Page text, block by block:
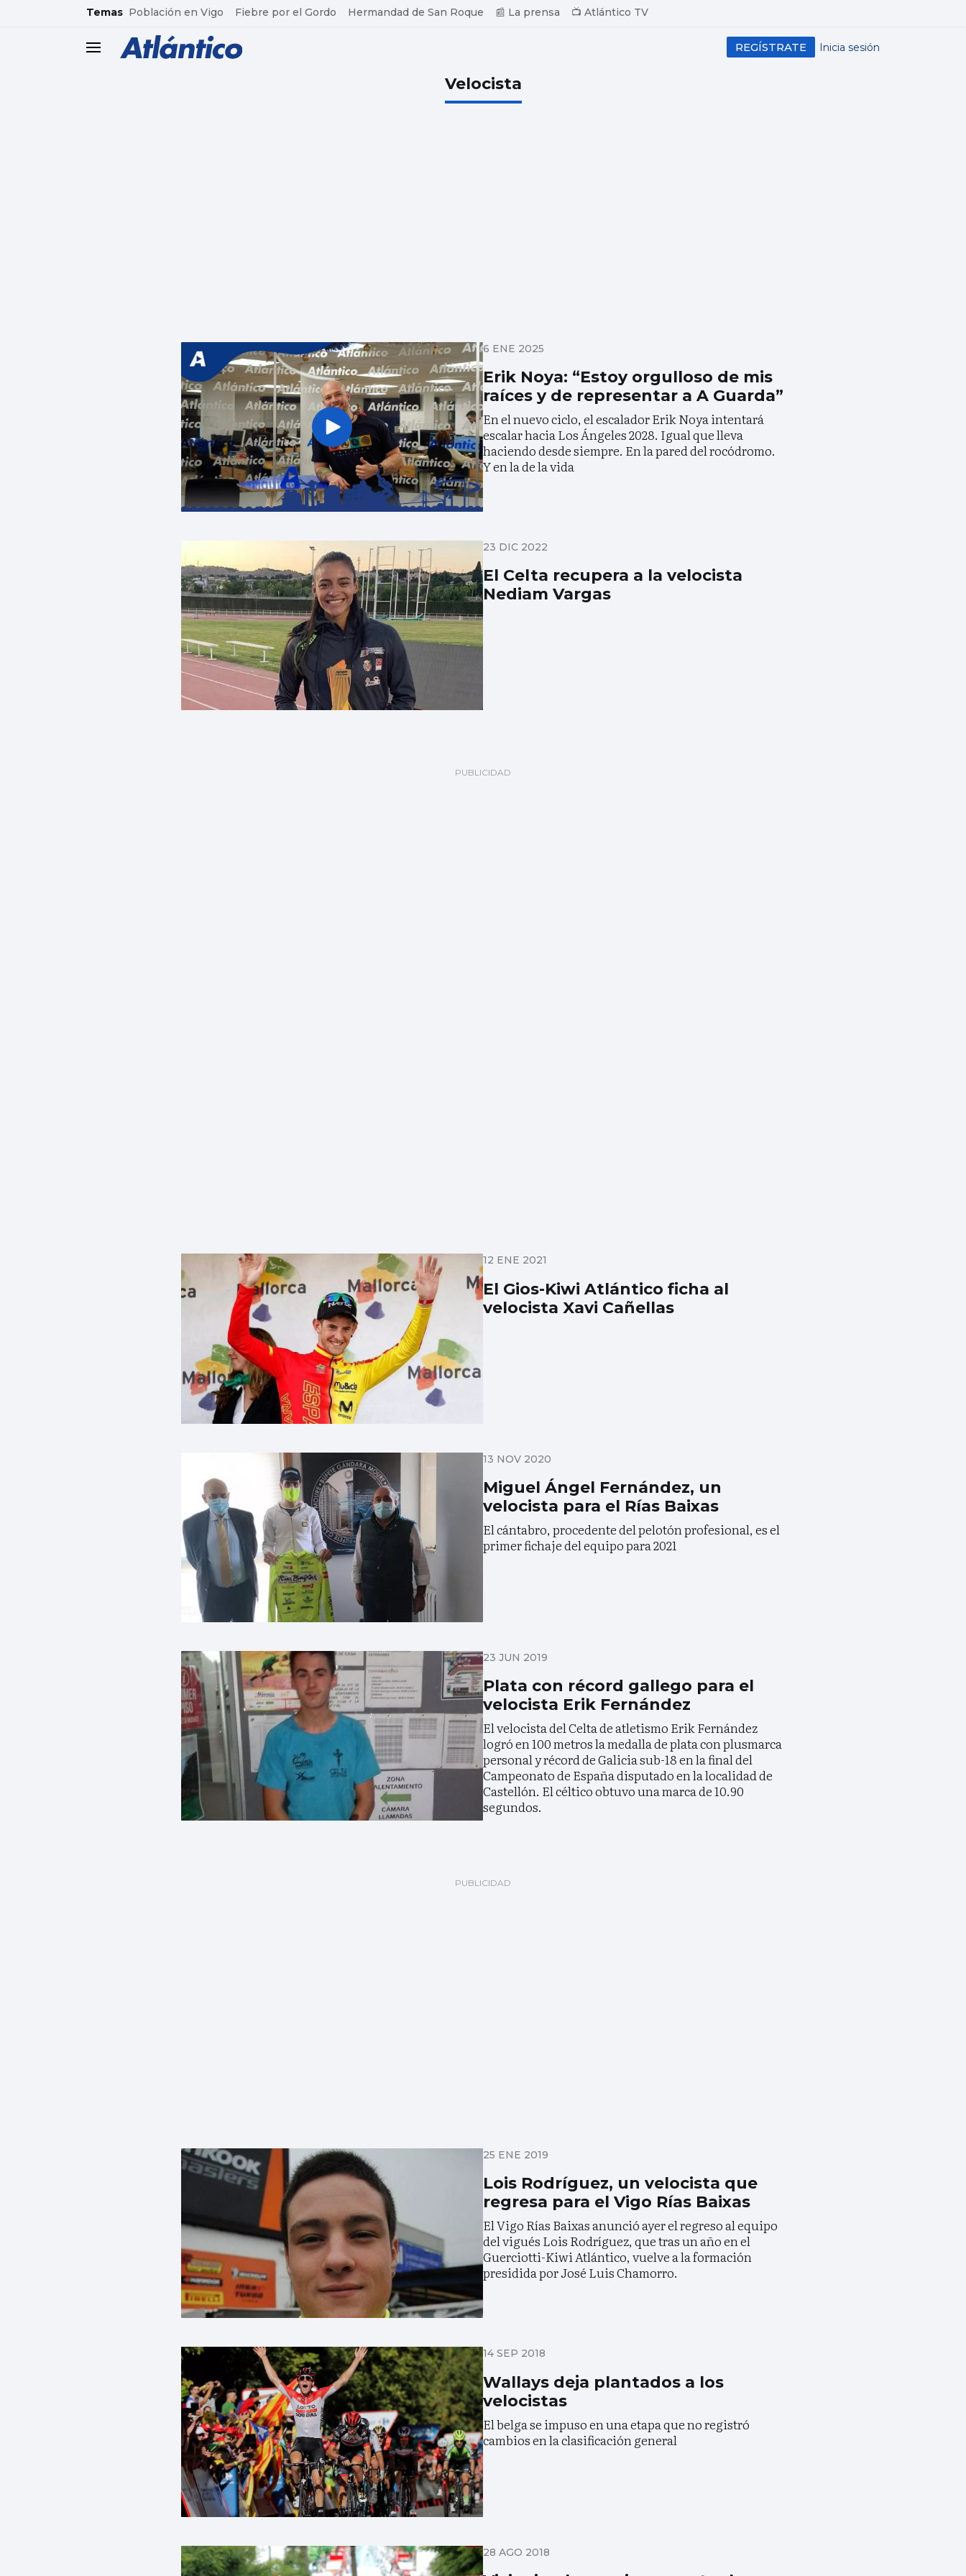
common.go-to-content
Temas Población en Vigo Fiebre por el Gordo Hermandad de San Roque 📰 La prensa 📺 Atlántico TV
header.menu.open Inicia sesión
REGÍSTRATE
Velocista
6 ENE 2025
Erik Noya: “Estoy orgulloso de mis
raíces y de representar a A Guarda”
En el nuevo ciclo, el escalador Erik Noya intentará
escalar hacia Los Ángeles 2028. Igual que lleva
haciendo desde siempre. En la pared del rocódromo.
Y en la de la vida
23 DIC 2022
El Celta recupera a la velocista
Nediam Vargas
12 ENE 2021
El Gios-Kiwi Atlántico ficha al
velocista Xavi Cañellas
13 NOV 2020
Miguel Ángel Fernández, un
velocista para el Rías Baixas
El cántabro, procedente del pelotón profesional, es el
primer fichaje del equipo para 2021
23 JUN 2019
Plata con récord gallego para el
velocista Erik Fernández
El velocista del Celta de atletismo Erik Fernández
logró en 100 metros la medalla de plata con plusmarca
personal y récord de Galicia sub-18 en la final del
Campeonato de España disputado en la localidad de
Castellón. El céltico obtuvo una marca de 10.90
segundos.
25 ENE 2019
Lois Rodríguez, un velocista que
regresa para el Vigo Rías Baixas
El Vigo Rías Baixas anunció ayer el regreso al equipo
del vigués Lois Rodríguez, que tras un año en el
Guerciotti-Kiwi Atlántico, vuelve a la formación
presidida por José Luis Chamorro.
14 SEP 2018
Wallays deja plantados a los
velocistas
El belga se impuso en una etapa que no registró
cambios en la clasificación general
28 AGO 2018